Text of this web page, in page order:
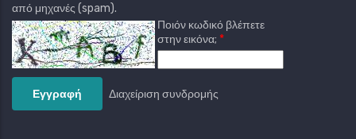
από μηχανές (spam).
Ποιόν κωδικό βλέπετε
στην εικόνα;
Διαχείριση συνδρομής